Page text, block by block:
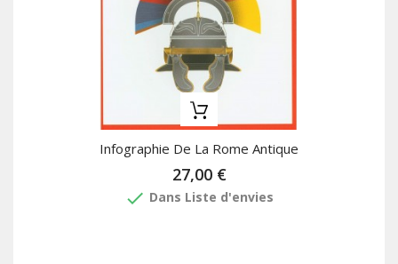
Infographie De La Rome Antique
27,00 €
done Dans Liste d'envies